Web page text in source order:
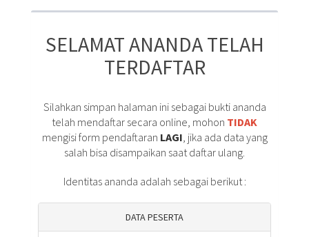
SELAMAT ANANDA TELAH
TERDAFTAR
Silahkan simpan halaman ini sebagai bukti ananda
telah mendaftar secara online, mohon TIDAK
mengisi form pendaftaran LAGI, jika ada data yang
salah bisa disampaikan saat daftar ulang.
Identitas ananda adalah sebagai berikut :
DATA PESERTA